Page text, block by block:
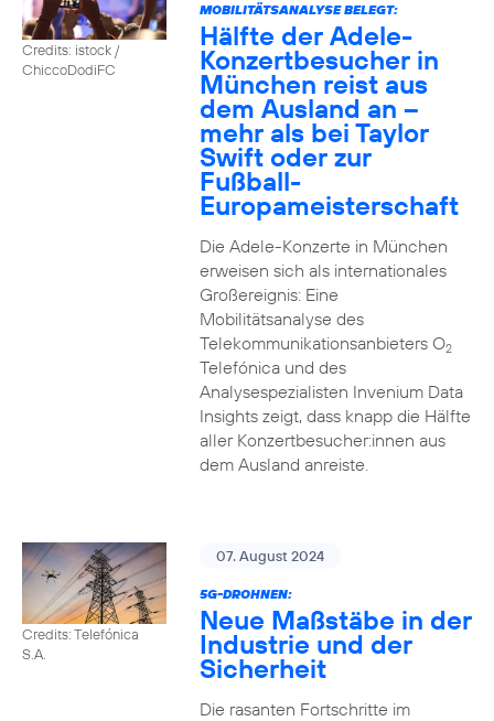
Credits: istock /
ChiccoDodiFC
MOBILITÄTSANALYSE BELEGT:
Hälfte der Adele-
Konzertbesucher in
München reist aus
dem Ausland an –
mehr als bei Taylor
Swift oder zur
Fußball-
Europameisterschaft
Die Adele-Konzerte in München
erweisen sich als internationales
Großereignis: Eine
Mobilitätsanalyse des
Telekommunikationsanbieters O2
Telefónica und des
Analysespezialisten Invenium Data
Insights zeigt, dass knapp die Hälfte
aller Konzertbesucher:innen aus
dem Ausland anreiste.
Credits: Telefónica
S.A.
07. August 2024
5G-DROHNEN:
Neue Maßstäbe in der
Industrie und der
Sicherheit
Die rasanten Fortschritte im